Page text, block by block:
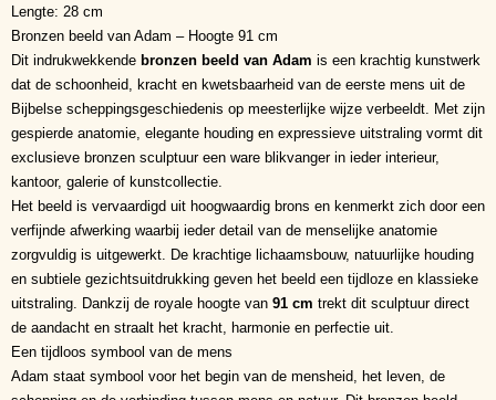
Lengte: 28 cm
Bronzen beeld van Adam – Hoogte 91 cm
Dit indrukwekkende bronzen beeld van Adam is een krachtig kunstwerk
dat de schoonheid, kracht en kwetsbaarheid van de eerste mens uit de
Bijbelse scheppingsgeschiedenis op meesterlijke wijze verbeeldt. Met zijn
gespierde anatomie, elegante houding en expressieve uitstraling vormt dit
exclusieve bronzen sculptuur een ware blikvanger in ieder interieur,
kantoor, galerie of kunstcollectie.
Het beeld is vervaardigd uit hoogwaardig brons en kenmerkt zich door een
verfijnde afwerking waarbij ieder detail van de menselijke anatomie
zorgvuldig is uitgewerkt. De krachtige lichaamsbouw, natuurlijke houding
en subtiele gezichtsuitdrukking geven het beeld een tijdloze en klassieke
uitstraling. Dankzij de royale hoogte van 91 cm trekt dit sculptuur direct
de aandacht en straalt het kracht, harmonie en perfectie uit.
Een tijdloos symbool van de mens
Adam staat symbool voor het begin van de mensheid, het leven, de